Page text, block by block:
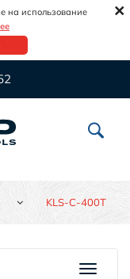
на использование
×
KLS-C-400T